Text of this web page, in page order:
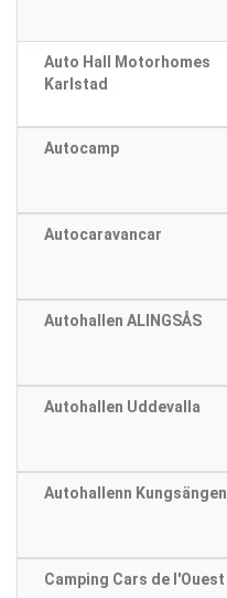
Auto Hall Motorhomes
Karlstad
Autocamp
Autocaravancar
Autohallen ALINGSÅS
Autohallen Uddevalla
Autohallenn Kungsängen
Camping Cars de l'Ouest